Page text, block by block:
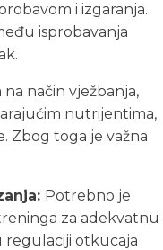
i izgaranja.
isprobavanja
na način vježbanja,
nutrijentima,
Zbog toga je važna
Potrebno je
za adekvatnu
regulaciji otkucaja